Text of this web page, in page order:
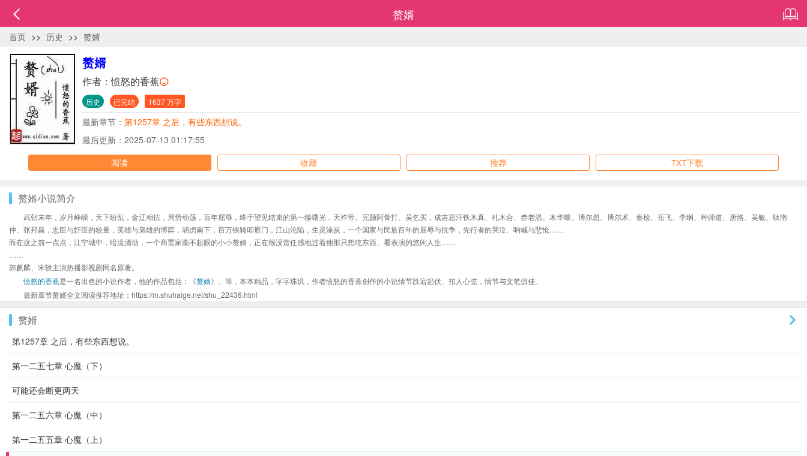
赘婿
首页 >> 历史 >> 赘婿
赘婿
作者：愤怒的香蕉
历史 已完结 1637 万字
最新章节： 第1257章 之后，有些东西想说。
最后更新：2025-07-13 01:17:55
阅读
收藏 推荐 TXT下载
赘婿小说简介
武朝末年，岁月峥嵘，天下纷乱，金辽相抗，局势动荡，百年屈辱，终于望见结束的第一缕曙光，天祚帝、完颜阿骨打、吴乞买，成吉思汗铁木真、札木合、赤老温、木华黎、博尔忽、博尔术、秦桧、岳飞、李纲、种师道、唐恪、吴敏、耿南
仲、张邦昌，忠臣与奸臣的较量，英雄与枭雄的博弈，胡虏南下，百万铁骑叩雁门，江山沦陷，生灵涂炭，一个国家与民族百年的屈辱与抗争，先行者的哭泣、呐喊与悲怆……
而在这之前一点点，江宁城中，暗流涌动，一个商贾家毫不起眼的小小赘婿，正在很没责任感地过着他那只想吃东西、看表演的悠闲人生……
郭麒麟、宋轶主演热播影视剧同名原著。
愤怒的香蕉是一名出色的小说作者，他的作品包括：《赘婿》、等，本本精品，字字珠玑，作者愤怒的香蕉创作的小说情节跌宕起伏、扣人心弦，情节与文笔俱佳。
最新章节赘婿全文阅读推荐地址：https://m.shuhaige.net/shu_22436.html
赘婿
第1257章 之后，有些东西想说。
第一二五七章 心魔（下）
可能还会断更两天
第一二五六章 心魔（中）
第一二五五章 心魔（上）